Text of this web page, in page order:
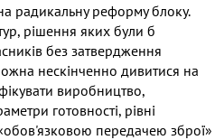
радикальну реформу блоку.
рішення яких були б
без затвердження
нескінченно дивитися на
виробництво,
готовності, рівні
передачею зброї»